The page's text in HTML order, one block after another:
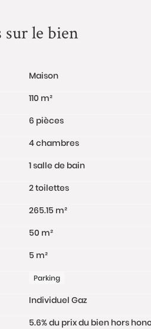
le bien
Maison
110 m²
6 pièces
4 chambres
1 salle de bain
2 toilettes
265.15 m²
50 m²
5 m²
Parking
Individuel Gaz
5.6% du prix du bien hors